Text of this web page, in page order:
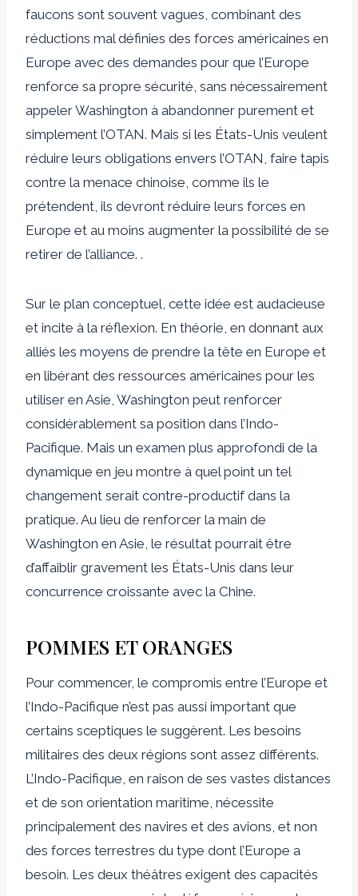
faucons sont souvent vagues, combinant des
réductions mal définies des forces américaines en
Europe avec des demandes pour que l’Europe
renforce sa propre sécurité, sans nécessairement
appeler Washington à abandonner purement et
simplement l’OTAN. Mais si les États-Unis veulent
réduire leurs obligations envers l’OTAN, faire tapis
contre la menace chinoise, comme ils le
prétendent, ils devront réduire leurs forces en
Europe et au moins augmenter la possibilité de se
retirer de l’alliance. .
Sur le plan conceptuel, cette idée est audacieuse
et incite à la réflexion. En théorie, en donnant aux
alliés les moyens de prendre la tête en Europe et
en libérant des ressources américaines pour les
utiliser en Asie, Washington peut renforcer
considérablement sa position dans l’Indo-
Pacifique. Mais un examen plus approfondi de la
dynamique en jeu montre à quel point un tel
changement serait contre-productif dans la
pratique. Au lieu de renforcer la main de
Washington en Asie, le résultat pourrait être
d’affaiblir gravement les États-Unis dans leur
concurrence croissante avec la Chine.
POMMES ET ORANGES
Pour commencer, le compromis entre l’Europe et
l’Indo-Pacifique n’est pas aussi important que
certains sceptiques le suggèrent. Les besoins
militaires des deux régions sont assez différents.
L’Indo-Pacifique, en raison de ses vastes distances
et de son orientation maritime, nécessite
principalement des navires et des avions, et non
des forces terrestres du type dont l’Europe a
besoin. Les deux théâtres exigent des capacités